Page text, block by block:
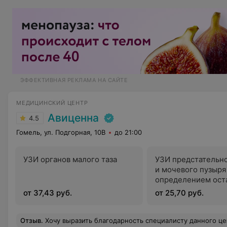
ЭФФЕКТИВНАЯ РЕКЛАМА НА САЙТЕ
МЕДИЦИНСКИЙ ЦЕНТР
4.5 Авиценна
Гомель, ул. Подгорная, 10В до 21:00
УЗИ органов малого таза
от 37,43 руб.
УЗИ
и мочевого
определением
мочи
от 25,70 руб.
Отзыв. Хочу выразить благодарность специалисту данного центра Максиму Михайловичу. Его замечательные руки уже не один раз меня спасали. По предложению Максима Михайловича решила попробовать массаж в сочетании с физиопроцедурой